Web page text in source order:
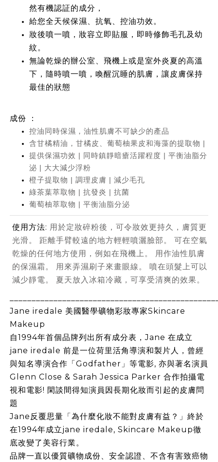
然有機認証的成分，
給您全天候保濕、抗氧、控油功效。
妝後噴一噴，妝容立即貼服，即時修飾毛孔及幼
紋。
無論乾燥的辦公室、飛機上或是室外炎夏的高溫
下，隨時噴一噴，喚醒沉睡的肌膚，讓皮膚保持
最佳的狀態
成份 ：
控油同時保濕，油性肌膚不可缺少的產品
含甘橘精油，甘橘皮、葡萄柚果皮和海藻的提取物 |
提供保濕功效 | 同時鎮靜暗瘡活躍程度 | 平衡油脂分
泌 | 大大減少浮粉
橙子提取物 | 調理皮膚 | 減少毛孔
綠茶葉萃取物 | 抗發炎 | 抗菌
葡萄柚萃取物 | 平衡油脂分泌
使用方法: 用於定妝碎粉後，可令妝效更持久，膚質更
光滑。 距離手臂較遠的地方輕輕噴灑臉部。 可在空氣
乾燥的任何地方使用，例如在飛機上。 用作油性肌膚
的保濕霜。 用來弄濕刷子來畫眼線。 噴在頭髮上可以
減少靜電。 夏天放入冰箱冷藏，可享受清爽的效果。
Jane iredale 美國醫學礦物彩妝專家Skincare
Makeup
自1994年首個品牌列出所有成分表，Jane 在成立
jane iredale 前是一位荷里活角導演和製片人，曾經
與知名導演合作「Godfather 」等電影, 亦與著名演員
Glenn Close & Sarah Jessica Parker 合作拍攝電
視和電影! 閑談間得知演員因長期化妝而引起的皮膚問
題
Jane反覆思量「為什麼化妝不能對皮膚有益？」終於
在1994年成立jane iredale, Skincare Makeup徹
底改變了美容行業。
品牌一直以優質礦物成份、安全認證、不含有害致癌物